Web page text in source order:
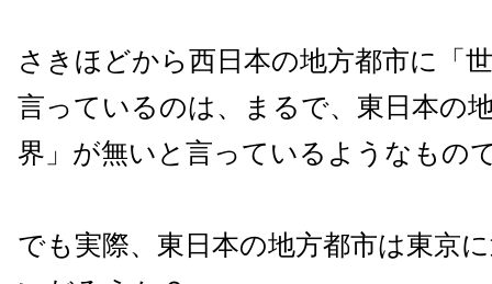
さきほどから西日本の地方都市に「
言っているのは、まるで、東日本の
界」が無いと言っているようなもの
でも実際、東日本の地方都市は東京